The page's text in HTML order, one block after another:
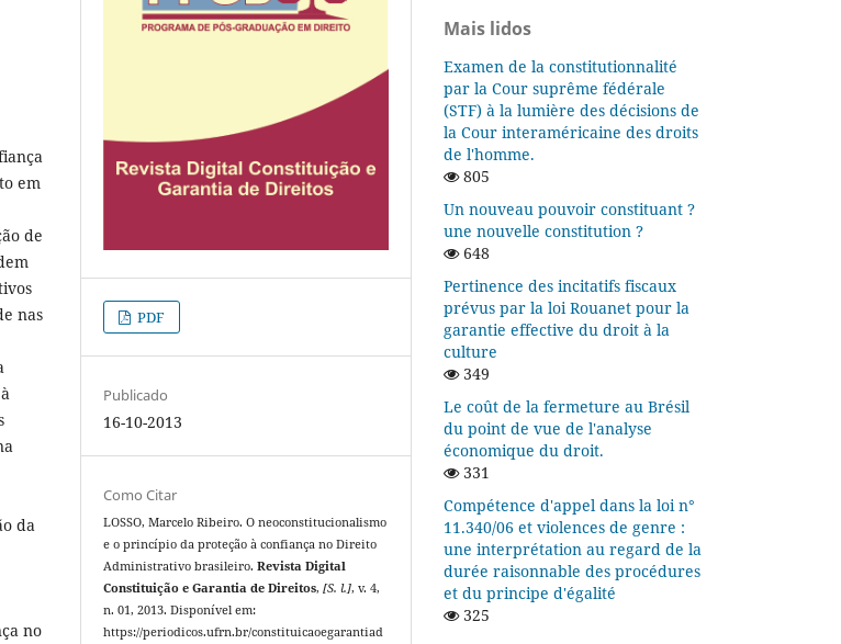
em
de
nas
da
no
PDF
Publicado
16-10-2013
Como Citar
LOSSO, Marcelo Ribeiro. O neoconstitucionalismo
e o princípio da proteção à confiança no Direito
Administrativo brasileiro.Revista Digital
Constituição e Garantia de Direitos,[S. l.], v. 4,
n. 01, 2013. Disponível em:
https://periodicos.ufrn.br/constituicaoegarantiad
Mais lidos
Examen de la constitutionnalité
par la Cour suprême fédérale
(STF) à la lumière des décisions de
la Cour interaméricaine des droits
de l'homme.
805
Un nouveau pouvoir constituant ?
une nouvelle constitution ?
648
Pertinence des incitatifs fiscaux
prévus par la loi Rouanet pour la
garantie effective du droit à la
culture
349
Le coût de la fermeture au Brésil
du point de vue de l'analyse
économique du droit.
331
Compétence d'appel dans la loi n°
11.340/06 et violences de genre :
une interprétation au regard de la
durée raisonnable des procédures
et du principe d'égalité
325